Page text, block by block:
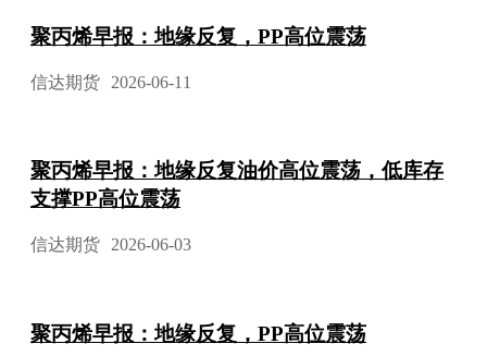
聚丙烯早报：地缘反复，PP高位震荡
信达期货 2026-06-11
聚丙烯早报：地缘反复油价高位震荡，低库存
支撑PP高位震荡
信达期货 2026-06-03
聚丙烯早报：地缘反复，PP高位震荡